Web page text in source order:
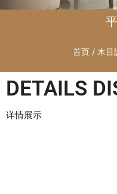
首页 / 木目
DETAILS
详情展示